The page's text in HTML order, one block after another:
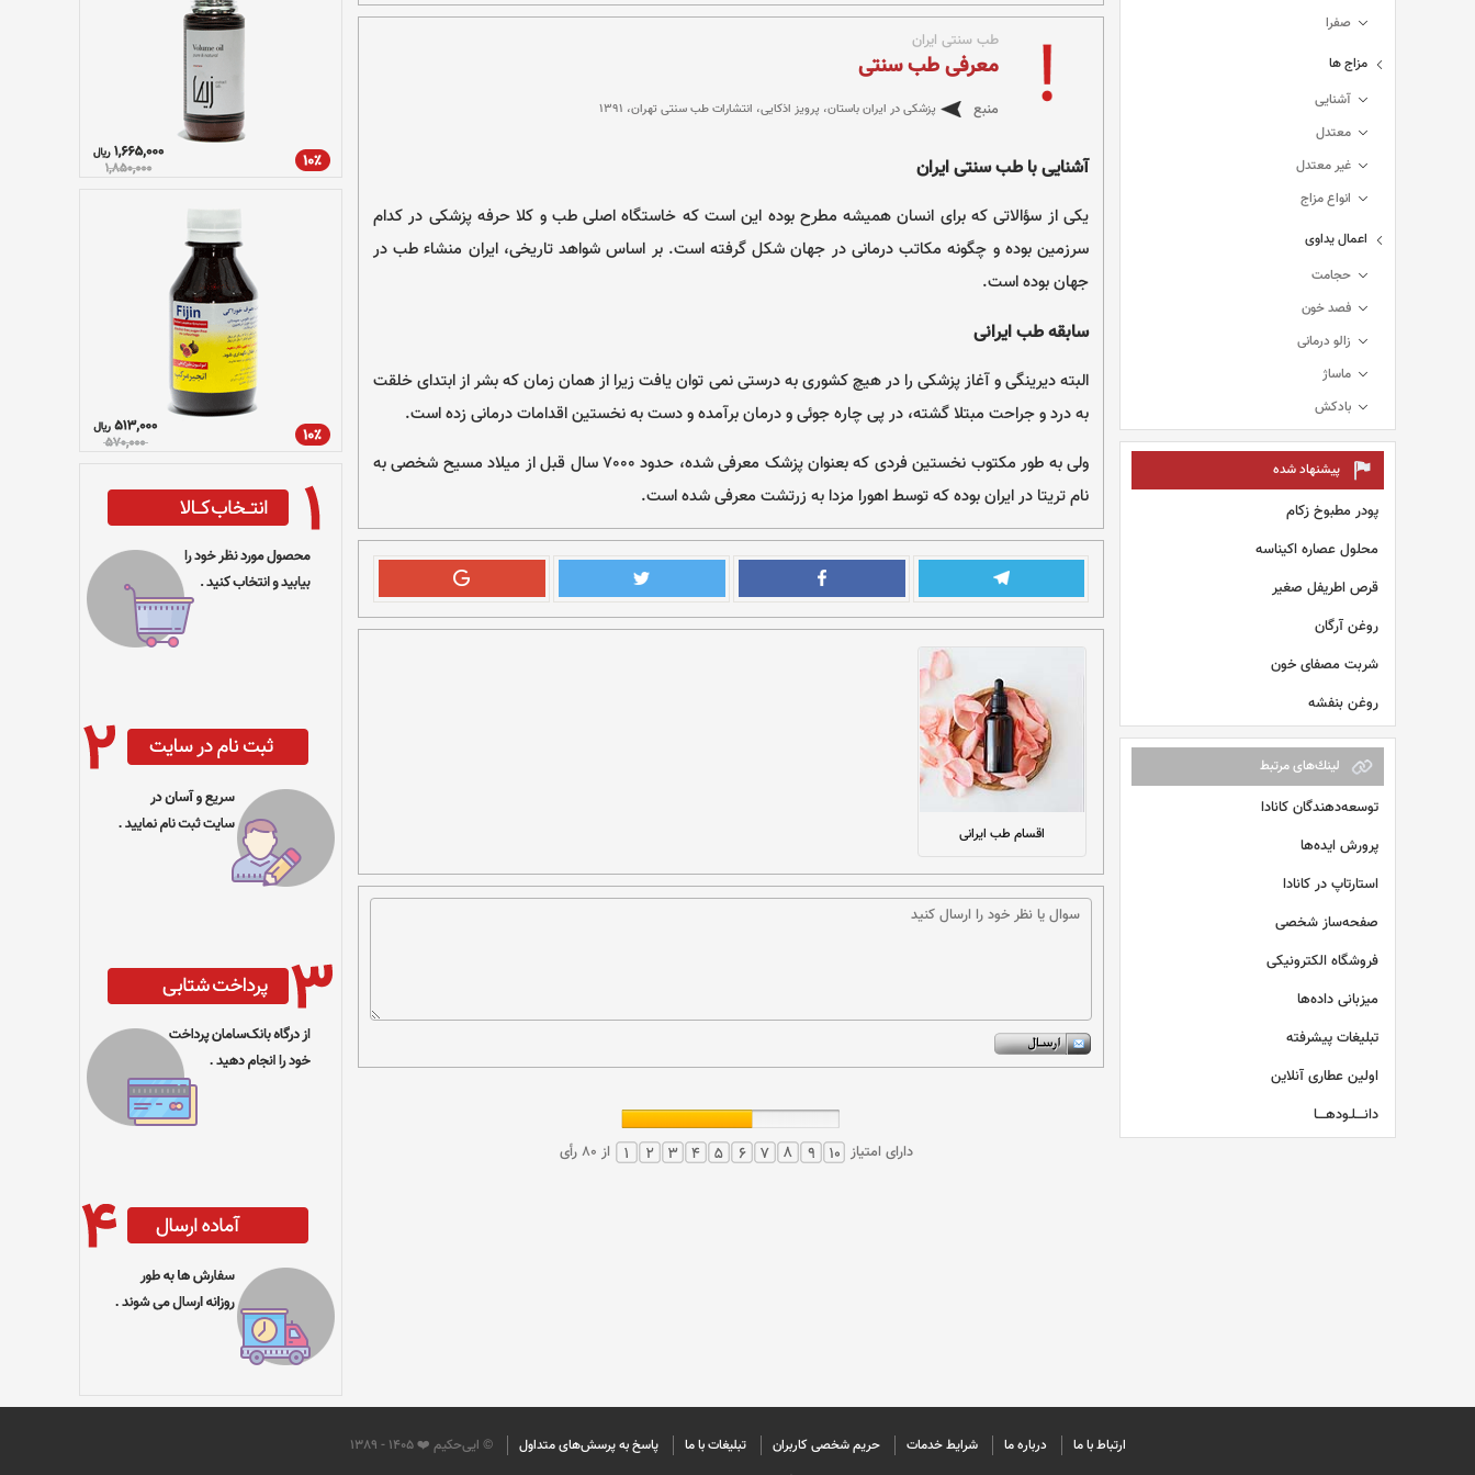
صفرا
مزاج ها
آشنایی
معتدل
غیر معتدل
انواع مزاج
اعمال یداوی
حجامت
فصد خون
زالو درمانی
ماساژ
بادکش
پیشنهاد شده
پودر مطبوخ زکام
محلول عصاره اکیناسه
قرص اطریفل صغیر
روغن آرگان
شربت مصفای خون
روغن بنفشه
لينك‌های مرتبط
توسعه‌دهندگان کانادا
پرورش ایده‌ها
استارتاپ در کانادا
صفحه‌ساز شخصی
فروشگاه الکترونیکی
میزبانی داده‌ها
تبلیغات پیشرفته
اولین عطاری آنلاین
دانــــلـودهــــا
طب سنتی ایران
معرفی طب سنتی
منبع پزشكی در ایران باستان، پرويز اذكایی، انتشارات طب سنتی تهران، ١٣٩١
آشنایی با طب سنتی ایران
یکی از سؤالاتی که برای انسان همیشه مطرح بوده این است که خاستگاه اصلی طب و کلا حرفه پزشکی در کدام
سرزمین بوده و چگونه مکاتب درمانی در جهان شکل گرفته است. بر اساس شواهد تاریخی، ایران منشاء طب در
جهان بوده است.
سابقه طب ایرانی
البته دیرینگی و آغاز پزشکی را در هیچ کشوری به درستی نمی توان یافت زیرا از همان زمان که بشر از ابتدای خلقت
به درد و جراحت مبتلا گشته، در پی چاره جوئی و درمان برآمده و دست به نخستین اقدامات درمانی زده است.
ولی به طور مکتوب نخستین فردی که بعنوان پزشک معرفی شده، حدود ۷٠٠٠ سال قبل از میلاد مسیح شخصی به
نام تریتا در ایران بوده که توسط اهورا مزدا به زرتشت معرفی شده است.
اقسام طب ایرانی
دارای امتیاز از 80 رأی
ارتباط با ما درباره ما شرایط خدمات حريم شخصی كاربران تبليغات با ما پاسخ به پرسش‌های متداول
© ایی‌حکیم ❤️ 1405 - 1389